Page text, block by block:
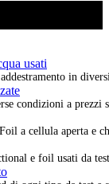
usati
in
condizioni a prezzi
a cellula aperta e
e foil usati da